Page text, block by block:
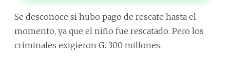
Se desconoce si hubo pago de rescate hasta el
momento, ya que el niño fue rescatado. Pero los
criminales exigieron G. 300 millones.